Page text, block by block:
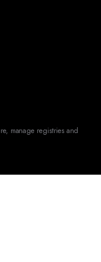
manage registries and